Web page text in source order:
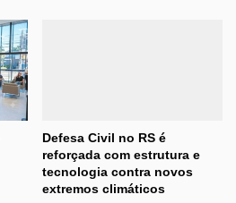
Defesa Civil no RS é
reforçada com estrutura e
tecnologia contra novos
extremos climáticos